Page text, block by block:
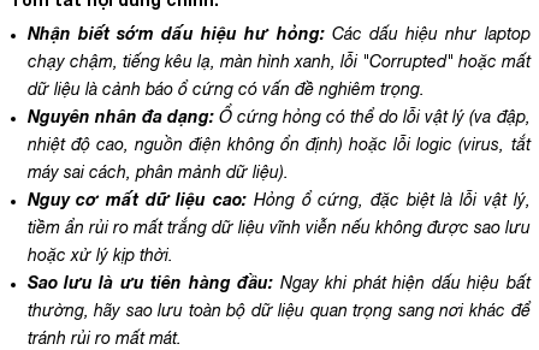
Nhận biết sớm dấu hiệu hư hỏng:Các dấu hiệu như laptop
chạy chậm, tiếng kêu lạ, màn hình xanh, lỗi "Corrupted" hoặc mất
dữ liệu là cảnh báo ổ cứng có vấn đề nghiêm trọng.
Nguyên nhân đa dạng:Ổ cứng hỏng có thể do lỗi vật lý (va đập,
nhiệt độ cao, nguồn điện không ổn định) hoặc lỗi logic (virus, tắt
máy sai cách, phân mảnh dữ liệu).
Nguy cơ mất dữ liệu cao: Hỏng ổ cứng, đặc biệt là lỗi vật lý,
tiềm ẩn rủi ro mất trắng dữ liệu vĩnh viễn nếu không được sao lưu
hoặc xử lý kịp thời.
Sao lưu là ưu tiên hàng đầu: Ngay khi phát hiện dấu hiệu bất
thường, hãy sao lưu toàn bộ dữ liệu quan trọng sang nơi khác để
tránh rủi ro mất mát.